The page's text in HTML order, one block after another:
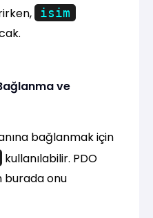
isim
ve
bağlanmak için
kullanılabilir. PDO
burada onu